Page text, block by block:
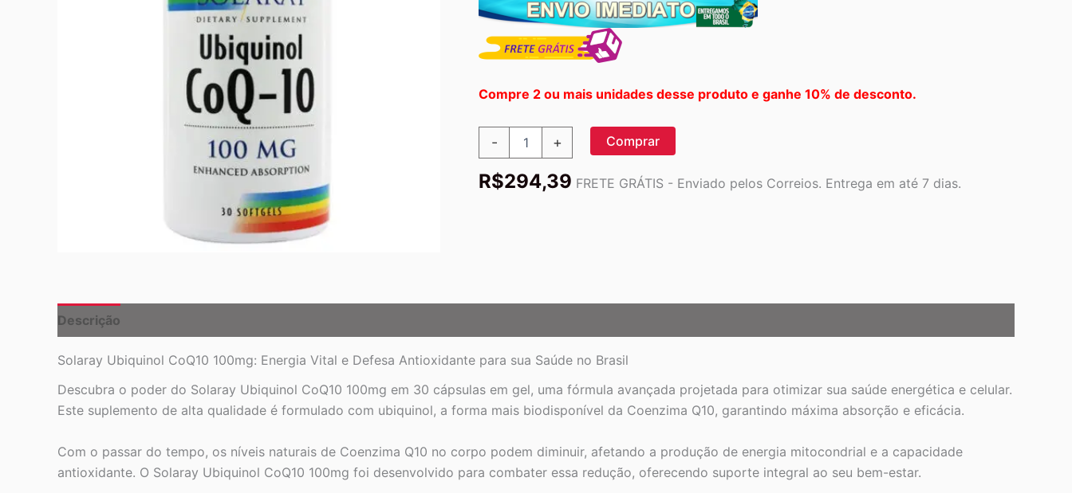
Compre 2 ou mais unidades desse produto e ganhe 10% de desconto.
-
100mg
Essenciais
no
Brasil
quantidade
+ Comprar
R$294,39 FRETE GRÁTIS - Enviado pelos Correios. Entrega em até 7 dias.
Descrição
Solaray Ubiquinol CoQ10 100mg: Energia Vital e Defesa Antioxidante para sua Saúde no Brasil
Descubra o poder do Solaray Ubiquinol CoQ10 100mg em 30 cápsulas em gel, uma fórmula avançada projetada para otimizar sua saúde energética e celular.
Este suplemento de alta qualidade é formulado com ubiquinol, a forma mais biodisponível da Coenzima Q10, garantindo máxima absorção e eficácia.
Com o passar do tempo, os níveis naturais de Coenzima Q10 no corpo podem diminuir, afetando a produção de energia mitocondrial e a capacidade
antioxidante. O Solaray Ubiquinol CoQ10 100mg foi desenvolvido para combater essa redução, oferecendo suporte integral ao seu bem-estar.